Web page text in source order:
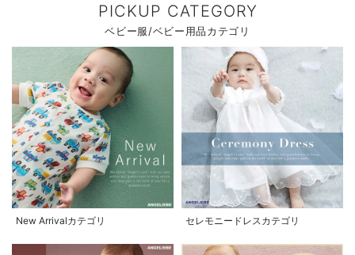
PICKUP CATEGORY
ベビー服/ベビー用品カテゴリ
New Arrivalカテゴリ セレモニードレスカテゴリ